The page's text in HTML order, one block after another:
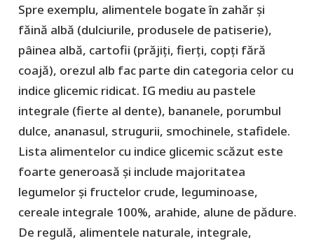
Spre exemplu, alimentele bogate în zahăr și
făină albă (dulciurile, produsele de patiserie),
pâinea albă, cartofii (prăjiți, fierți, copți fără
coajă), orezul alb fac parte din categoria celor cu
indice glicemic ridicat. IG mediu au pastele
integrale (fierte al dente), bananele, porumbul
dulce, ananasul, strugurii, smochinele, stafidele.
Lista alimentelor cu indice glicemic scăzut este
foarte generoasă și include majoritatea
legumelor și fructelor crude, leguminoase,
cereale integrale 100%, arahide, alune de pădure.
De regulă, alimentele naturale, integrale,